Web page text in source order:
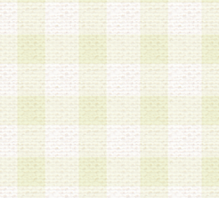
5.当社は、必要と認め
手段により登録情報の
の内容が正確であるこ
うことができるものと
6.会員は、会員登録後
して、当社指定の期間
該期間内に更新手続き
発行したポイントは失